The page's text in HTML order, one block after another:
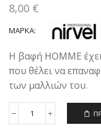
8,00 €
ΜΆΡΚΑ:
Η βαφή HOMME
που θέλει να
των μαλλιών του.
Βαφή